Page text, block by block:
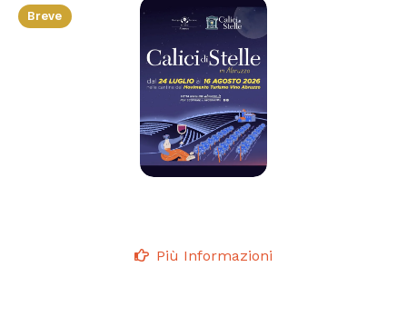
Breve
Più Informazioni